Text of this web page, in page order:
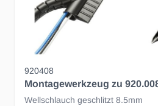
920408
Montagewerkzeug zu
Wellschlauch geschlitzt 8.5mm